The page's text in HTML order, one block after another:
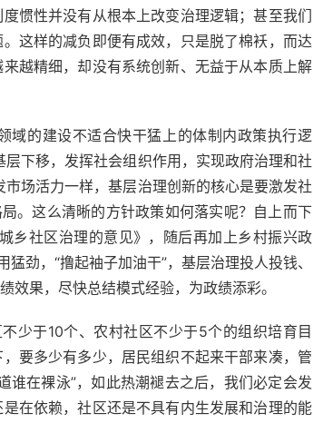
惯性并没有从根本上改变治理逻辑；甚至我们
这样的减负即便有成效，只是脱了棉袄，而达
越精细，却没有系统创新、无益于从本质上解
域的建设不适合快干猛上的体制内政策执行逻
下移，发挥社会组织作用，实现政府治理和社
场活力一样，基层治理创新的核心是要激发社
。这么清晰的方针政策如何落实呢？自上而下
乡社区治理的意见》，随后再加上乡村振兴政
劲，“撸起袖子加油干”，基层治理投人投钱、
果，尽快总结模式经验，为政绩添彩。
少于10个、农村社区不少于5个的组织培育目
要多少有多少，居民组织不起来干部来凑，管
谁在裸泳”，如此热潮褪去之后，我们必定会发
在依赖，社区还是不具有内生发展和治理的能